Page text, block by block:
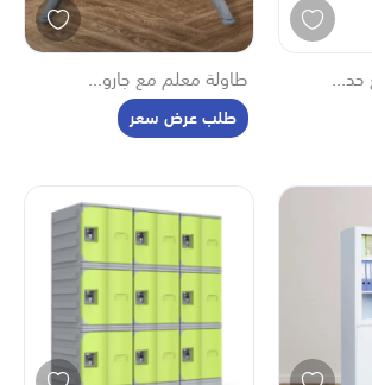
طاولة معلم مع جارو...
طلب عرض سعر